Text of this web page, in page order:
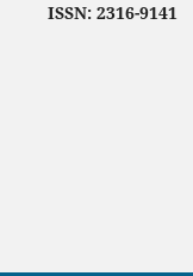
ISSN: 2316-9141